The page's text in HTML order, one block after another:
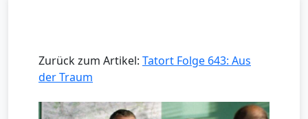
Zurück zum Artikel: Tatort Folge 643: Aus
der Traum